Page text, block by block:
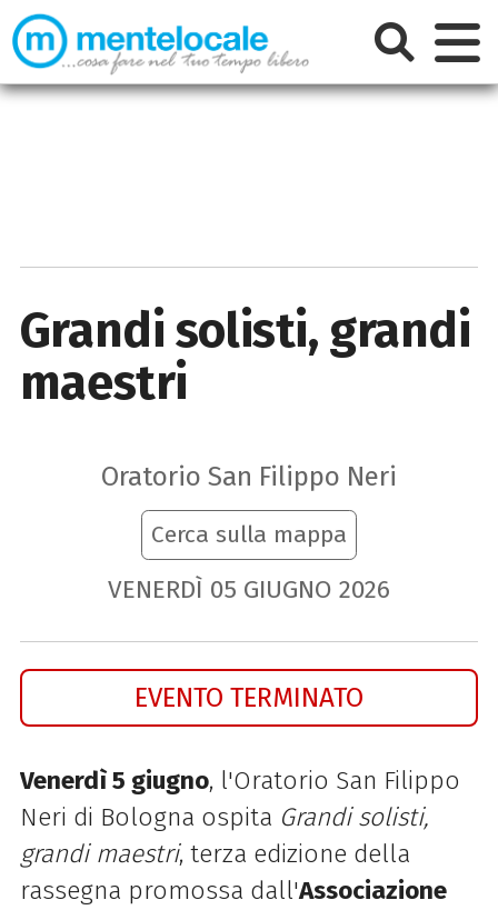
Grandi solisti, grandi
maestri
Oratorio San Filippo Neri
Cerca sulla mappa
VENERDÌ 05 GIUGNO 2026
EVENTO TERMINATO
Venerdì 5 giugno, l'Oratorio San Filippo
Neri di Bologna ospita Grandi solisti,
grandi maestri, terza edizione della
rassegna promossa dall'Associazione